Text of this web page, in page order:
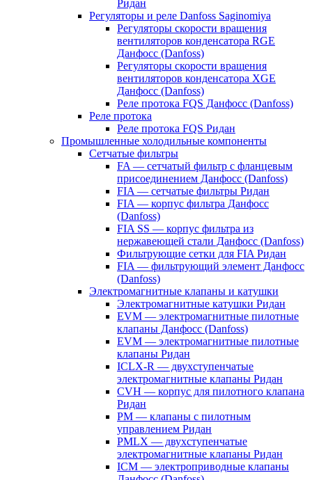
Ридан
Регуляторы и реле Danfoss Saginomiya
Регуляторы скорости вращения
вентиляторов конденсатора RGE
Данфосс (Danfoss)
Регуляторы скорости вращения
вентиляторов конденсатора XGE
Данфосс (Danfoss)
Реле протока FQS Данфосс (Danfoss)
Реле протока
Реле протока FQS Ридан
Промышленные холодильные компоненты
Сетчатые фильтры
FA — сетчатый фильтр с фланцевым
присоединением Данфосс (Danfoss)
FIA — сетчатые фильтры Ридан
FIA — корпус фильтра Данфосс
(Danfoss)
FIA SS — корпус фильтра из
нержавеющей стали Данфосс (Danfoss)
Фильтрующие сетки для FIA Ридан
FIA — фильтрующий элемент Данфосс
(Danfoss)
Электромагнитные клапаны и катушки
Электромагнитные катушки Ридан
EVM — электромагнитные пилотные
клапаны Данфосс (Danfoss)
EVM — электромагнитные пилотные
клапаны Ридан
ICLX-R — двухступенчатые
электромагнитные клапаны Ридан
CVH — корпус для пилотного клапана
Ридан
PM — клапаны с пилотным
управлением Ридан
PMLX — двухступенчатые
электромагнитные клапаны Ридан
ICM — электроприводные клапаны